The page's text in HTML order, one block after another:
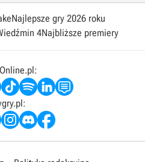
Najlepsze gry 2026 roku
4Najbliższe premiery